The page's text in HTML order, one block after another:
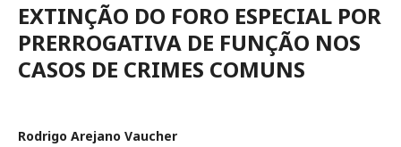
EXTINÇÃO DO FORO ESPECIAL POR
PRERROGATIVA DE FUNÇÃO NOS
CASOS DE CRIMES COMUNS
Rodrigo Arejano Vaucher